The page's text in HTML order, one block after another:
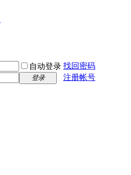
自动登录 找回密码
登录 注册帐号